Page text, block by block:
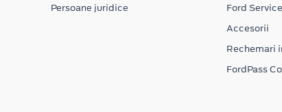
Persoane juridice
Ford
Accesorii
Rechemari
FordPass